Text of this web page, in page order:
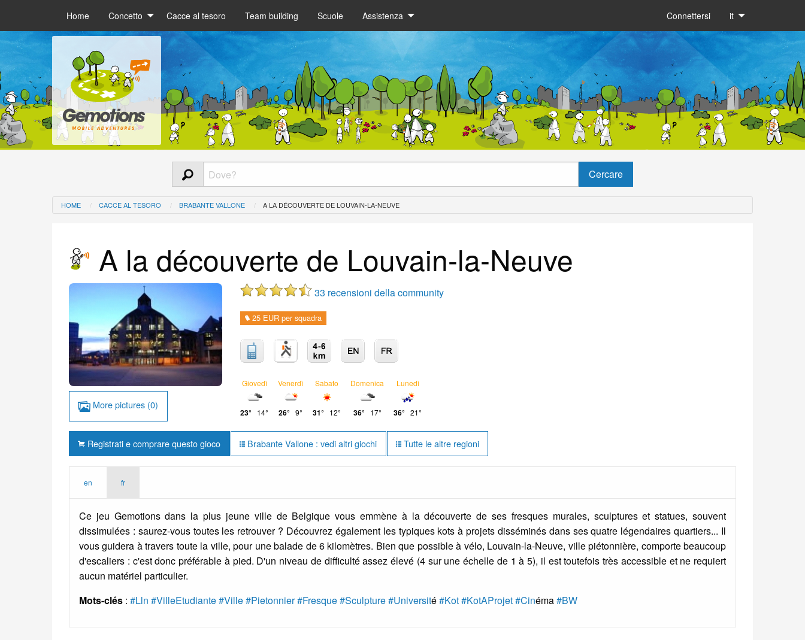
Home Concetto Cacce al tesoro Team building Scuole Assistenza Connettersi it
HOME CACCE AL TESORO BRABANTE VALLONE A LA DÉCOUVERTE DE LOUVAIN-LA-NEUVE
A la découverte de Louvain-la-Neuve
More pictures (0)
33 recensioni della community
25 EUR per squadra
Giovedì
23° 14°
Venerdì
26° 9°
Sabato
31° 12°
Domenica
36° 17°
Lunedì
36° 21°
Registrati e comprare questo gioco Brabante Vallone : vedi altri giochi Tutte le altre regioni
en fr
Ce jeu Gemotions dans la plus jeune ville de Belgique vous emmène à la découverte de ses fresques murales, sculptures et statues, souvent
dissimulées : saurez-vous toutes les retrouver ? Découvrez également les typiques kots à projets disséminés dans ses quatre légendaires quartiers... Il
vous guidera à travers toute la ville, pour une balade de 6 kilomètres. Bien que possible à vélo, Louvain-la-Neuve, ville piétonnière, comporte beaucoup
d'escaliers : c'est donc préférable à pied. D'un niveau de difficulté assez élevé (4 sur une échelle de 1 à 5), il est toutefois très accessible et ne requiert
aucun matériel particulier.
Mots-clés : #Lln #VilleEtudiante#Ville#Pietonnier#Fresque#Sculpture#Université#Kot#KotAProjet#Cinéma#BW